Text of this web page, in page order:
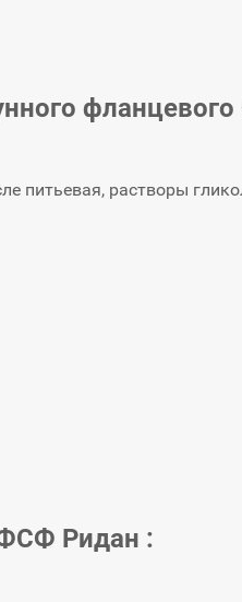
питьевая, растворы
Ридан :